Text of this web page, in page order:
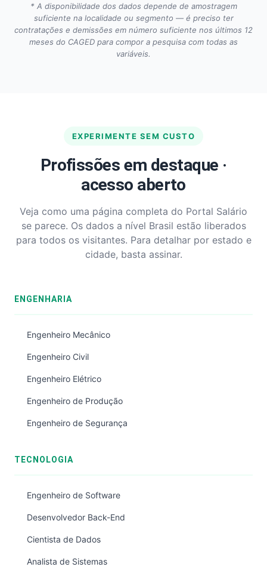
* A disponibilidade dos dados depende de amostragem
suficiente na localidade ou segmento — é preciso ter
contratações e demissões em número suficiente nos últimos 12
meses do CAGED para compor a pesquisa com todas as
variáveis.
EXPERIMENTE SEM CUSTO
Profissões em destaque ·
acesso aberto
Veja como uma página completa do Portal Salário
se parece. Os dados a nível Brasil estão liberados
para todos os visitantes. Para detalhar por estado e
cidade, basta assinar.
ENGENHARIA
Engenheiro Mecânico
Engenheiro Civil
Engenheiro Elétrico
Engenheiro de Produção
Engenheiro de Segurança
TECNOLOGIA
Engenheiro de Software
Desenvolvedor Back-End
Cientista de Dados
Analista de Sistemas